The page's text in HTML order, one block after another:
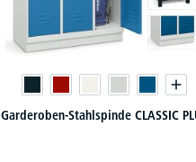
Garderoben-Stahlspinde CLASSIC